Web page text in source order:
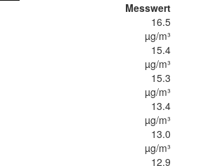
Messwert
16.5
µg/m³
15.4
µg/m³
15.3
µg/m³
13.4
µg/m³
13.0
µg/m³
12.9